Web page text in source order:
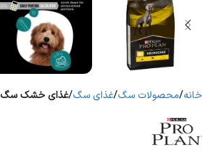
خانه محصولات سگ غذای سگ غذای خشک سگ